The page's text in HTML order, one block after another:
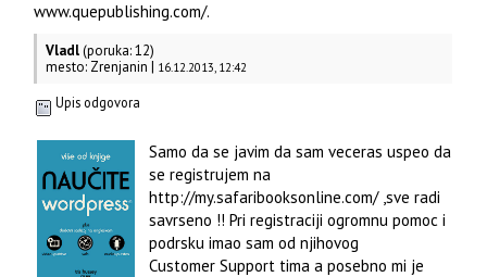
www.quepublishing.com/.
Vladl(poruka: 12)
mesto: Zrenjanin | 16.12.2013, 12:42
Upis odgovora
Samo da se javim da sam veceras uspeo da
se registrujem na
http://my.safaribooksonline.com/ ,sve radi
savrseno !! Pri registraciji ogromnu pomoc i
podrsku imao sam od njihovog
Customer Support tima a posebno mi je